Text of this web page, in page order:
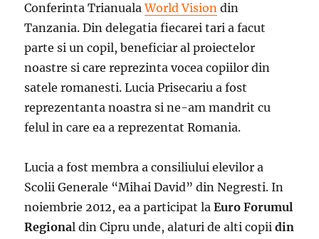
Conferinta TrianualaWorld Vision din
Tanzania. Din delegatia fiecarei tari a facut
parte si un copil, beneficiar al proiectelor
noastre si care reprezinta vocea copiilor din
satele romanesti. Lucia Prisecariu a fost
reprezentanta noastra si ne-am mandrit cu
felul in care ea a reprezentat Romania.
Lucia a fost membra a consiliului elevilor a
Scolii Generale “Mihai David” din Negresti. In
noiembrie 2012, ea a participat laEuro Forumul
Regional din Cipru unde, alaturi de alti copiidin